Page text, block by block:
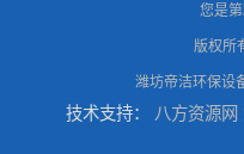
您是第
版权所
潍坊帝洁环保设
技术支持： 八方资源网